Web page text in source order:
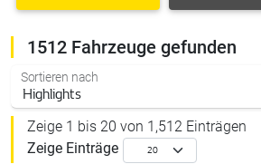
1512 Fahrzeuge gefunden
Sortieren nach
Zeige 1 bis 20 von 1,512 Einträgen
Zeige Einträge